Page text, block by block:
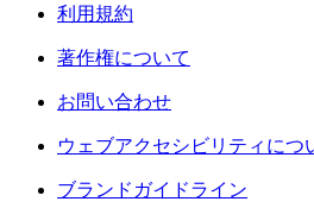
利用規約
著作権について
お問い合わせ
ウェブアクセシビリティにつ
ブランドガイドライン